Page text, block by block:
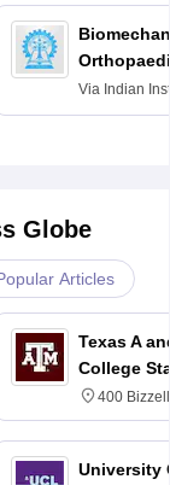
Via Indian
Kharagpur
Globe
Articles
Texas A
College
400
Texas
University